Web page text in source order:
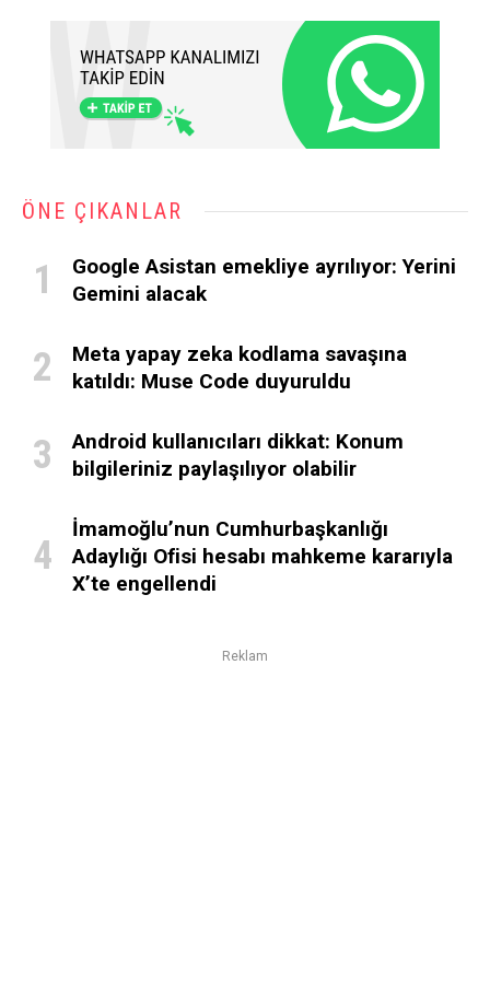
ÖNE ÇIKANLAR
Google Asistan emekliye ayrılıyor: Yerini
Gemini alacak
Meta yapay zeka kodlama savaşına
katıldı: Muse Code duyuruldu
Android kullanıcıları dikkat: Konum
bilgileriniz paylaşılıyor olabilir
İmamoğlu’nun Cumhurbaşkanlığı
Adaylığı Ofisi hesabı mahkeme kararıyla
X’te engellendi
Reklam